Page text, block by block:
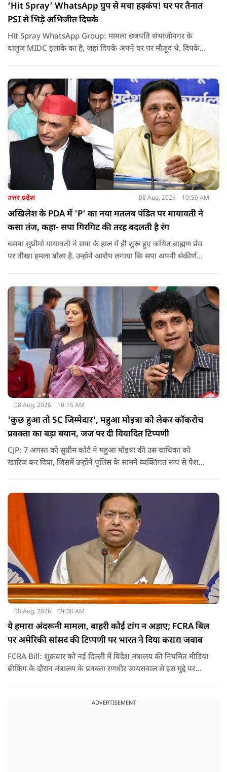
‘Hit Spray’ WhatsApp ग्रुप से मचा हड़कंप! घर पर तैनात
PSI से भिड़े अभिजीत दिपके
Hit Spray WhatsApp Group: मामला छत्रपति संभाजीनगर के
वालुज MIDC इलाके का है, जहां दिपके अपने घर पर मौजूद थे. दिपके
को लेकर दिपके की पुलिस अधिकारी से तीखी बहस हो गई.
उत्तर प्रदेश 08 Aug, 2026 10:50 AM
अखिलेश के PDA में 'P' का नया मतलब पंडित पर मायावती ने
कसा तंज, कहा- सपा गिरगिट की तरह बदलती है रंग
बसपा सुप्रीमो मायावती ने सपा के हाल में ही शुरू हुए कथित ब्राह्मण प्रेम
पर तीखा हमला बोला है. उन्होंने आरोप लगाया कि सपा अपनी संकीर्ण
08 Aug, 2026 10:15 AM
'कुछ हुआ तो SC जिम्मेदार', महुआ मोइत्रा को लेकर कॉकरोच
प्रवक्ता का बड़ा बयान, जज पर दी विवादित टिप्पणी
CJP: 7 अगस्त को सुप्रीम कोर्ट ने महुआ मोइत्रा की उस याचिका को
खारिज कर दिया, जिसमें उन्होंने पुलिस के सामने व्यक्तिगत रूप से पेश
केंद्र बन गई है.
08 Aug, 2026 09:08 AM
ये हमारा अंदरूनी मामला, बाहरी कोई टांग न अड़ाए; FCRA बिल
पर अमेरिकी सांसद की टिप्पणी पर भारत ने दिया करारा जवाब
FCRA Bill: शुक्रवार को नई दिल्ली में विदेश मंत्रालय की नियमित मीडिया
ब्रीफिंग के दौरान मंत्रालय के प्रवक्ता रणधीर जायसवाल से इस मुद्दे पर
ADVERTISEMENT